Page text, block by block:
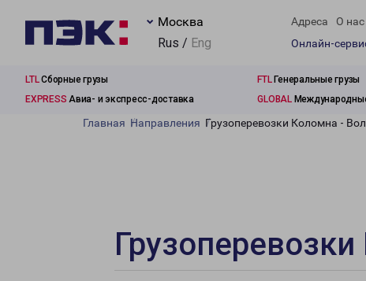
Москва
Rus / Eng
Адреса О нас
Онлайн-
LTLСборные грузы FTLГенеральные грузы
EXPRESS Авиа- и экспресс-доставка GLOBALМеждународные
Главная Направления Грузоперевозки Коломна -